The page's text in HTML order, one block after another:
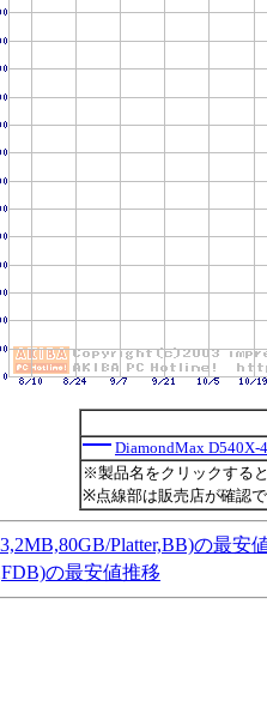
DiamondMax D540X-
※製品名をクリックする
※点線部は販売店が確認
Platter,BB)の最安
の最安値推移